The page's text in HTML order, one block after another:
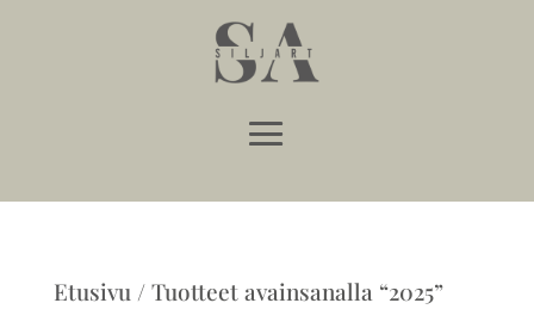
Etusivu / Tuotteet avainsanalla “2025”